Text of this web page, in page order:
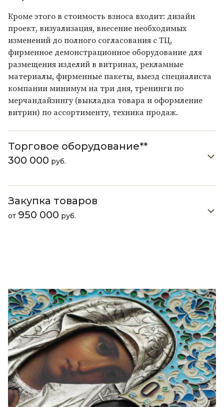
Кроме этого в стоимость взноса входит: дизайн
проект, визуализация, внесение необходимых
изменений до полного согласования с ТЦ,
фирменное демонстрационное оборудование для
размещения изделий в витринах, рекламные
материалы, фирменные пакеты, выезд специалиста
компании минимум на три дня, тренинги по
мерчандайзингу (выкладка товара и оформление
витрин) по ассортименту, техника продаж.
Торговое оборудование**
300 000 руб.
Закупка товаров
от 950 000 руб.